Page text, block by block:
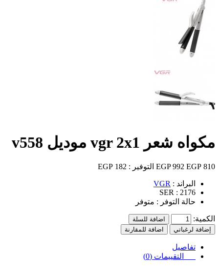
مكواه شعر vgr 2x1 موديل v558
810 EGP
992 EGP التوفير : 182 EGP
البراند : VGR
SER : 2176
حالة التوفر : متوفر
الكمية:
اضافة للسلة
إضافة لرغباتي
اضافة للمقارنة
تفاصيل
التقييمات (0)